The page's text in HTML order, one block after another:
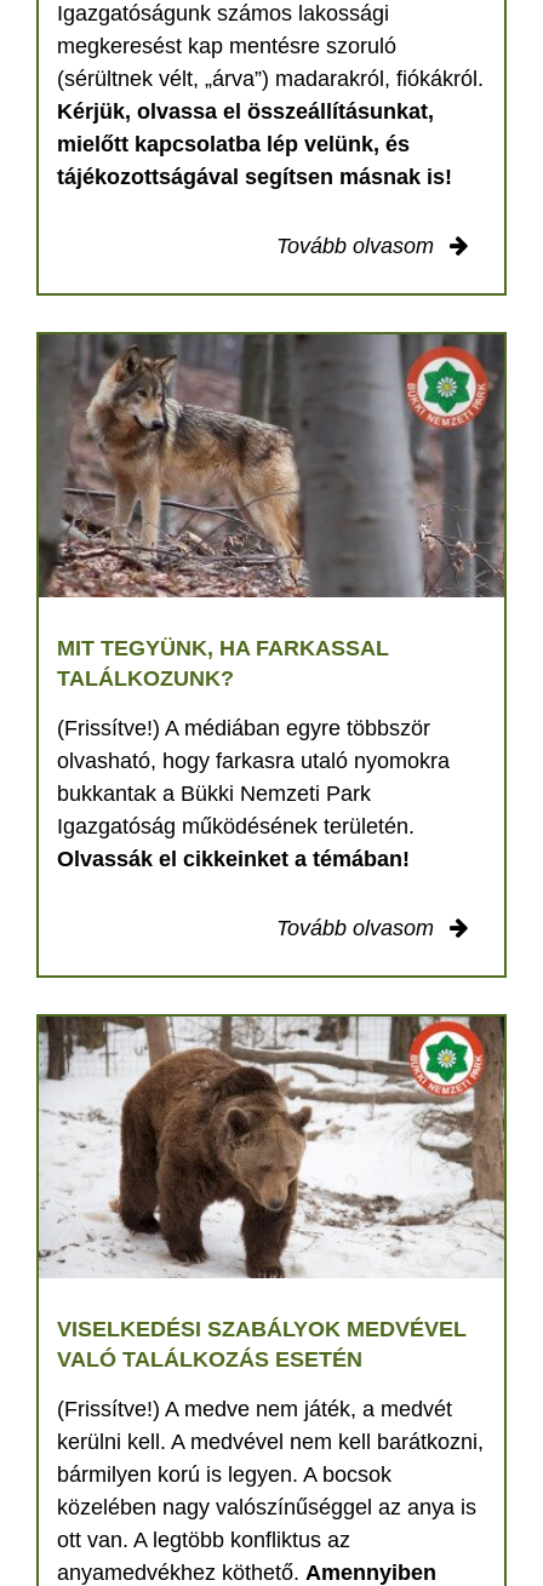
Igazgatóságunk számos lakossági
megkeresést kap mentésre szoruló
(sérültnek vélt, „árva”) madarakról, fiókákról.
Kérjük, olvassa el összeállításunkat,
mielőtt kapcsolatba lép velünk, és
tájékozottságával segítsen másnak is!
Tovább olvasom
MIT TEGYÜNK, HA FARKASSAL
TALÁLKOZUNK?
(Frissítve!) A médiában egyre többször
olvasható, hogy farkasra utaló nyomokra
bukkantak a Bükki Nemzeti Park
Igazgatóság működésének területén.
Olvassák el cikkeinket a témában!
Tovább olvasom
VISELKEDÉSI SZABÁLYOK MEDVÉVEL
VALÓ TALÁLKOZÁS ESETÉN
(Frissítve!) A medve nem játék, a medvét
kerülni kell. A medvével nem kell barátkozni,
bármilyen korú is legyen. A bocsok
közelében nagy valószínűséggel az anya is
ott van. A legtöbb konfliktus az
anyamedvékhez köthető. Amennyiben